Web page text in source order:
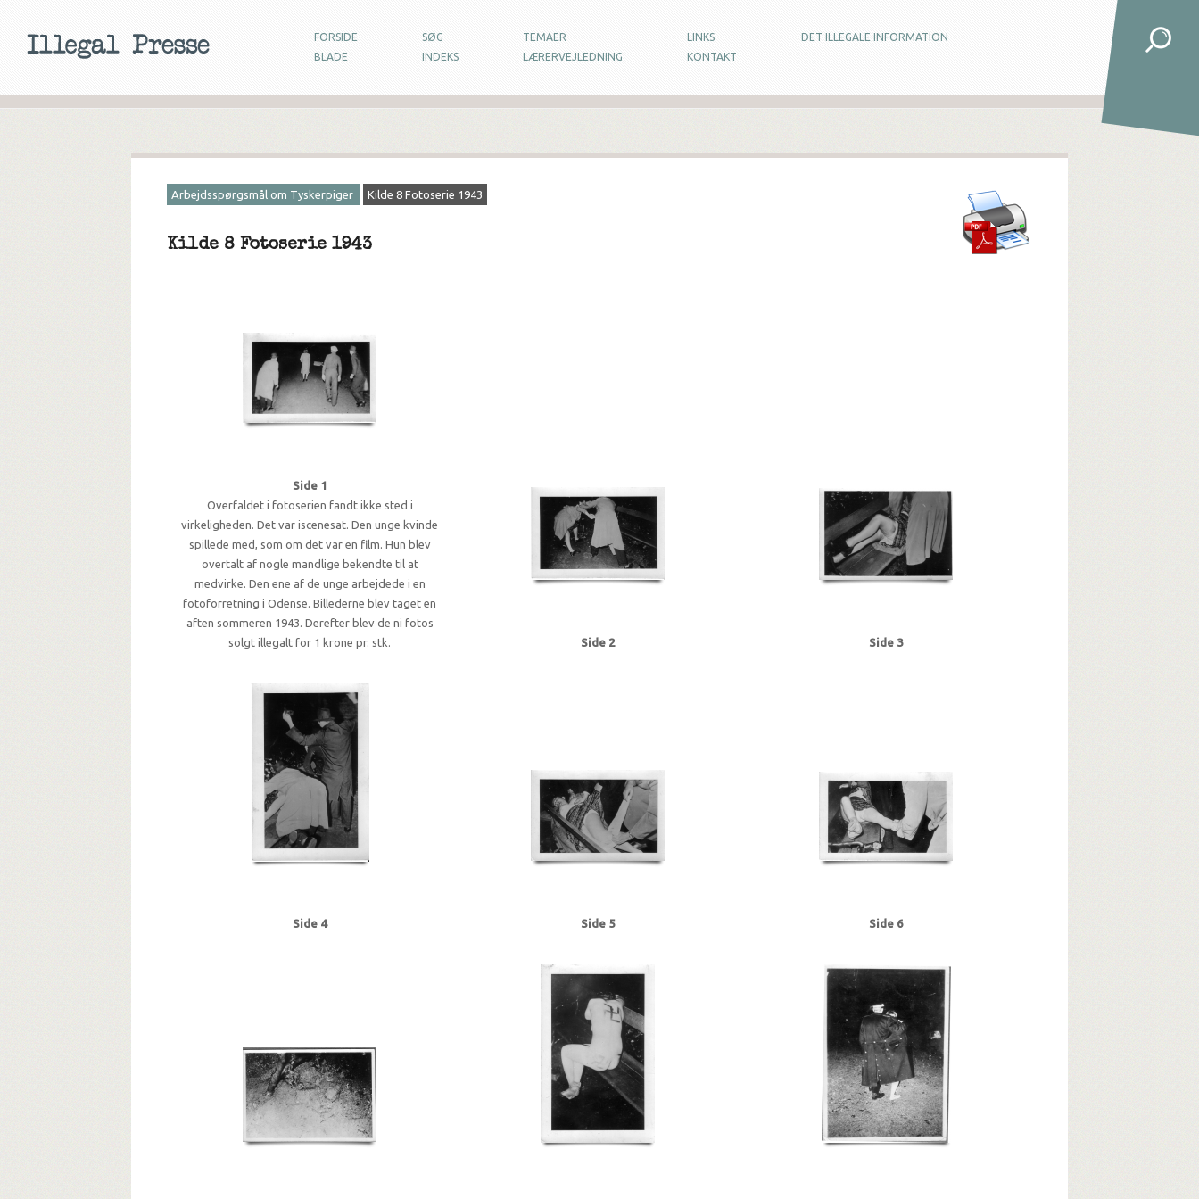
FORSIDE SØG TEMAER LINKS
DET ILLEGALE INFORMATION
BLADE
INDEKS LÆRERVEJLEDNING KONTAKT
Arbejdsspørgsmål om Tyskerpiger Kilde 8 Fotoserie 1943
Kilde 8 Fotoserie 1943
Side 1
Overfaldet i fotoserien fandt ikke sted i
virkeligheden. Det var iscenesat. Den unge kvinde
spillede med, som om det var en film. Hun blev
overtalt af nogle mandlige bekendte til at
medvirke. Den ene af de unge arbejdede i en
fotoforretning i Odense. Billederne blev taget en
aften sommeren 1943. Derefter blev de ni fotos
solgt illegalt for 1 krone pr. stk.
Side 2 Side 3
Side 4 Side 5 Side 6